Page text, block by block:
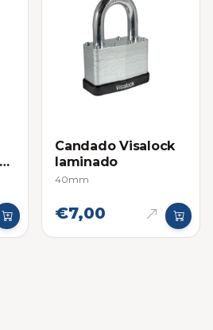
Candado Visalock
laminado
40mm
€7,00